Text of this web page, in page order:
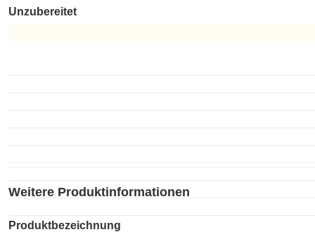
Unzubereitet
Weitere Produktinformationen
Produktbezeichnung